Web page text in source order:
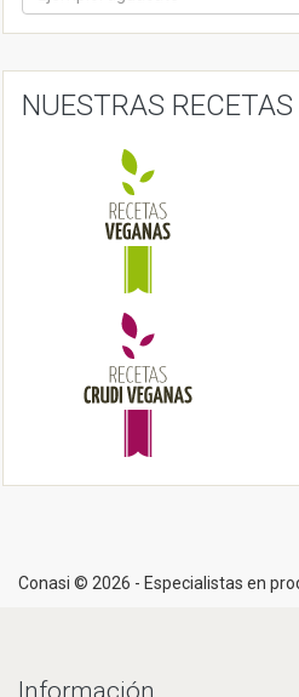
i
g
NUESTRAS RECETAS
Conasi © 2026 - Especialistas en